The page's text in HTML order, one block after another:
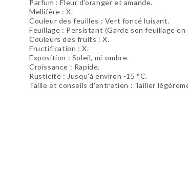
Parfum : Fleur d'oranger et amande.
Mellifère : X.
Couleur des feuilles : Vert foncé luisant.
Feuillage : Persistant (Garde son feuillage en
Couleurs des fruits : X.
Fructification : X.
Exposition : Soleil, mi-ombre.
Croissance : Rapide.
Rusticité : Jusqu'à environ -15 °C.
Taille et conseils d'entretien : Tailler